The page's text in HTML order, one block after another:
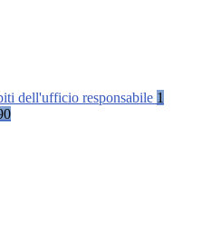
dell'ufficio responsabile 1